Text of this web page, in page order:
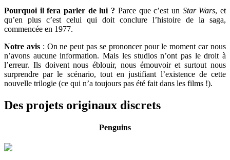
Pourquoi il fera parler de lui ? Parce que c’est un Star Wars, et
qu’en plus c’est celui qui doit conclure l’histoire de la saga,
commencée en 1977.
Notre avis: On ne peut pas se prononcer pour le moment car nous
n’avons aucune information. Mais les studios n’ont pas le droit à
l’erreur. Ils doivent nous éblouir, nous émouvoir et surtout nous
surprendre par le scénario, tout en justifiant l’existence de cette
nouvelle trilogie (ce qui n’a toujours pas été fait dans les films !).
Des projets originaux discrets
Penguins